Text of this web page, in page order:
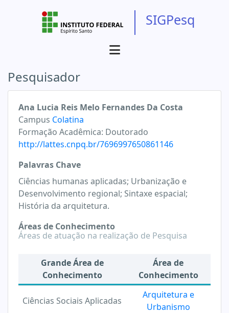
SIGPesq
Pesquisador
Ana Lucia Reis Melo Fernandes Da Costa
Campus Colatina
Formação Acadêmica: Doutorado
http://lattes.cnpq.br/7696997650861146
Palavras Chave
Ciências humanas aplicadas; Urbanização e
Desenvolvimento regional; Sintaxe espacial;
História da arquitetura.
Áreas de Conhecimento
Áreas de atuação na realização de Pesquisa
Grande Área de
Conhecimento
Área de
Conhecimento
Ciências Sociais Aplicadas
Arquitetura e
Urbanismo